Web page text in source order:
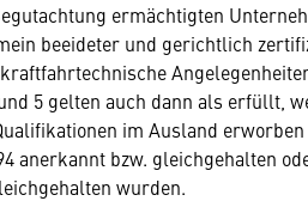
ermächtigten
beeideter und gerichtlich
5 gelten auch dann als erfüllt,
im Ausland
anerkannt bzw. gleichgehalten
wurden.